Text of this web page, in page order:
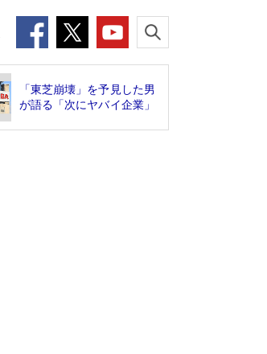
「東芝崩壊」を予見した男
が語る「次にヤバイ企業」